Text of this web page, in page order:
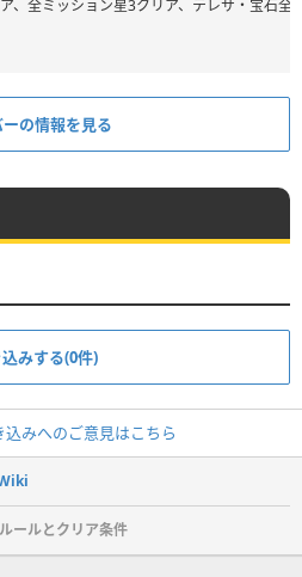
、全ミッション星3クリア、テレサ・宝石
の情報を見る
みする(0件)
込みへのご意見はこちら
ールとクリア条件